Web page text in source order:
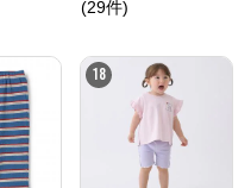
(29件)
18